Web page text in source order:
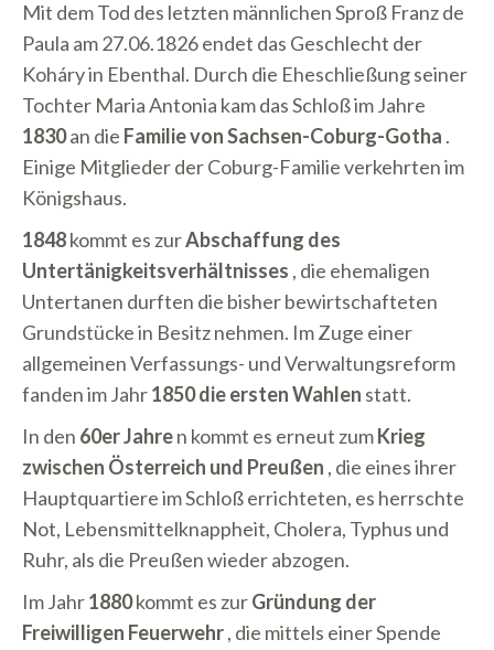
Mit dem Tod des letzten männlichen Sproß Franz de
Paula am 27.06.1826 endet das Geschlecht der
Koháry in Ebenthal. Durch die Eheschließung seiner
Tochter Maria Antonia kam das Schloß im Jahre
1830an die Familie von Sachsen-Coburg-Gotha .
Einige Mitglieder der Coburg-Familie verkehrten im
Königshaus.
1848kommt es zurAbschaffung des
Untertänigkeitsverhältnisses , die ehemaligen
Untertanen durften die bisher bewirtschafteten
Grundstücke in Besitz nehmen. Im Zuge einer
allgemeinen Verfassungs- und Verwaltungsreform
fanden im Jahr1850 die ersten Wahlen statt.
In den 60er Jahren kommt es erneut zumKrieg
zwischen Österreich und Preußen , die eines ihrer
Hauptquartiere im Schloß errichteten, es herrschte
Not, Lebensmittelknappheit, Cholera, Typhus und
Ruhr, als die Preußen wieder abzogen.
Im Jahr1880kommt es zurGründung der
Freiwilligen Feuerwehr, die mittels einer Spende